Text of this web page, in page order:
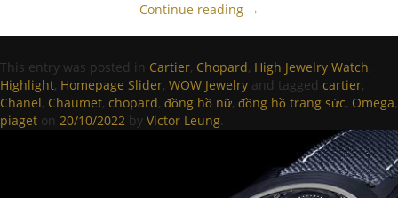
Continue reading →
This entry was posted in Cartier, Chopard, High Jewelry Watch,
Highlight, Homepage Slider, WOW Jewelry and tagged cartier,
Chanel, Chaumet, chopard, đồng hồ nữ, đồng hồ trang sức, Omega,
piaget on 20/10/2022 by Victor Leung.